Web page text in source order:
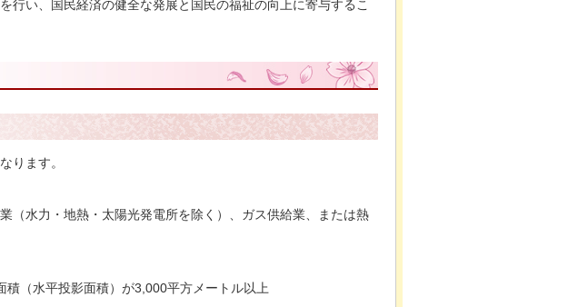
行い、国民経済の健全な発展と国民の福祉の向上に寄与するこ
ります。
（水力・地熱・太陽光発電所を除く）、ガス供給業、または熱
（水平投影面積）が3,000平方メートル以上